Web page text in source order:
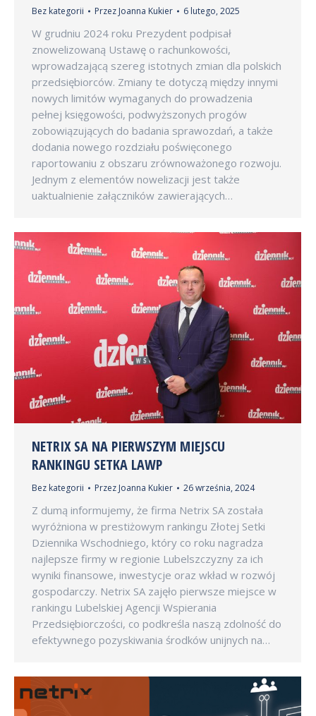
Bez kategorii Przez Joanna Kukier 6 lutego, 2025
W grudniu 2024 roku Prezydent podpisał
znowelizowaną Ustawę o rachunkowości,
wprowadzającą szereg istotnych zmian dla polskich
przedsiębiorców. Zmiany te dotyczą między innymi
nowych limitów wymaganych do prowadzenia
pełnej księgowości, podwyższonych progów
zobowiązujących do badania sprawozdań, a także
dodania nowego rozdziału poświęconego
raportowaniu z obszaru zrównoważonego rozwoju.
Jednym z elementów nowelizacji jest także
uaktualnienie załączników zawierających…
NETRIX SA NA PIERWSZYM MIEJSCU
RANKINGU SETKA LAWP
Bez kategorii Przez Joanna Kukier 26 września, 2024
Z dumą informujemy, że firma Netrix SA została
wyróżniona w prestiżowym rankingu Złotej Setki
Dziennika Wschodniego, który co roku nagradza
najlepsze firmy w regionie Lubelszczyzny za ich
wyniki finansowe, inwestycje oraz wkład w rozwój
gospodarczy. Netrix SA zajęło pierwsze miejsce w
rankingu Lubelskiej Agencji Wspierania
Przedsiębiorczości, co podkreśla naszą zdolność do
efektywnego pozyskiwania środków unijnych na…